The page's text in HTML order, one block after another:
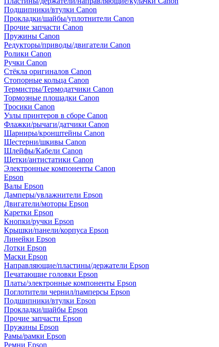
Подшипники/втулки Canon
Прокладки/шайбы/уплотнители Canon
Прочие запчасти Canon
Пружины Canon
Редукторы/приводы/двигатели Canon
Ролики Canon
Ручки Canon
Стёкла оригиналов Canon
Стопорные кольца Canon
Термистры/Термодатчики Canon
Тормозные площадки Canon
Тросики Canon
Узлы принтеров в сборе Canon
Флажки/рычаги/датчики Canon
Шарниры/кронштейны Canon
Шестерни/шкивы Canon
Шлейфы/Кабели Canon
Щетки/антистатики Canon
Электронные компоненты Canon
Epson
Валы Epson
Дамперы/увлажнители Epson
Двигатели/моторы Epson
Каретки Epson
Кнопки/ручки Epson
Крышки/панели/корпуса Epson
Линейки Epson
Лотки Epson
Маски Epson
Направляющие/пластины/держатели Epson
Печатающие головки Epson
Платы/электронные компоненты Epson
Поглотители чернил/памперсы Epson
Подшипники/втулки Epson
Прокладки/шайбы Epson
Прочие запчасти Epson
Пружины Epson
Рамы/рамки Epson
Ремни Epson